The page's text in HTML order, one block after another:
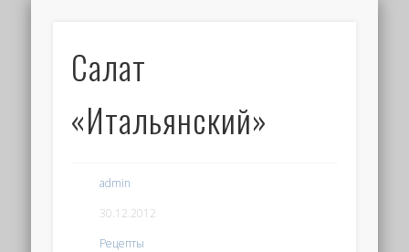
Салат
«Итальянский»
admin
30.12.2012
Рецепты